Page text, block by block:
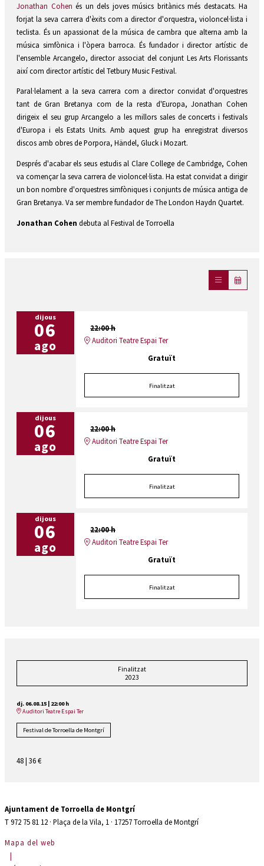
Jonathan Cohen és un dels joves músics britànics més destacats. Ha
forjat la seva carrera d'èxits com a director d'orquestra, violoncel·lista i
teclista. És un apassionat de la música de cambra que alterna amb la
música simfònica i l'òpera barroca. És fundador i director artístic de
l'ensemble Arcangelo, director associat del conjunt Les Arts Florissants
així com director artístic del Tetbury Music Festival.
Paral·lelament a la seva carrera com a director convidat d'orquestres
tant de Gran Bretanya com de la resta d'Europa, Jonathan Cohen
dirigeix el seu grup Arcangelo a les millors sales de concerts i festivals
d'Europa i els Estats Units. Amb aquest grup ha enregistrat diversos
discos amb obres de Porpora, Händel, Gluck i Mozart.
Després d'acabar els seus estudis al Clare College de Cambridge, Cohen
va començar la seva carrera de violoncel·lista. Ha estat convidat a dirigir
un bon nombre d'orquestres simfòniques i conjunts de música antiga de
Gran Bretanya. Va ser membre fundador de The London Haydn Quartet.
Jonathan Cohen debuta al Festival de Torroella
dijous
06
ago
22:00 h
Auditori Teatre Espai Ter
Gratuït
Finalitzat
dijous
06
ago
22:00 h
Auditori Teatre Espai Ter
Gratuït
Finalitzat
dijous
06
ago
22:00 h
Auditori Teatre Espai Ter
Gratuït
Finalitzat
Finalitzat
2023
dj. 06.08.15 | 22:00 h
Auditori Teatre Espai Ter
Festival de Torroella de Montgrí
48 | 36 €
Ajuntament de Torroella de Montgrí
T 972 75 81 12 · Plaça de la Vila, 1 · 17257 Torroella de Montgrí
Mapa del web
|